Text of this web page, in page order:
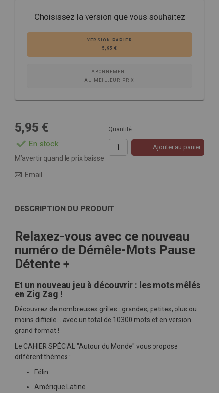
Choisissez la version que vous souhaitez
VERSION PAPIER
5,95 €
ABONNEMENT
AU MEILLEUR PRIX
5,95 €
En stock
Quantité :
Ajouter au panier
M’avertir quand le prix baisse
Email
DESCRIPTION DU PRODUIT
Relaxez-vous avec ce nouveau
numéro de Démêle-Mots Pause
Détente +
Et un nouveau jeu à découvrir : les mots mêlés
en Zig Zag !
Découvrez de nombreuses grilles : grandes, petites, plus ou
moins difficile... avec un total de 10300 mots et en version
grand format !
Le CAHIER SPÉCIAL "Autour du Monde" vous propose
différent thèmes :
Félin
Amérique Latine